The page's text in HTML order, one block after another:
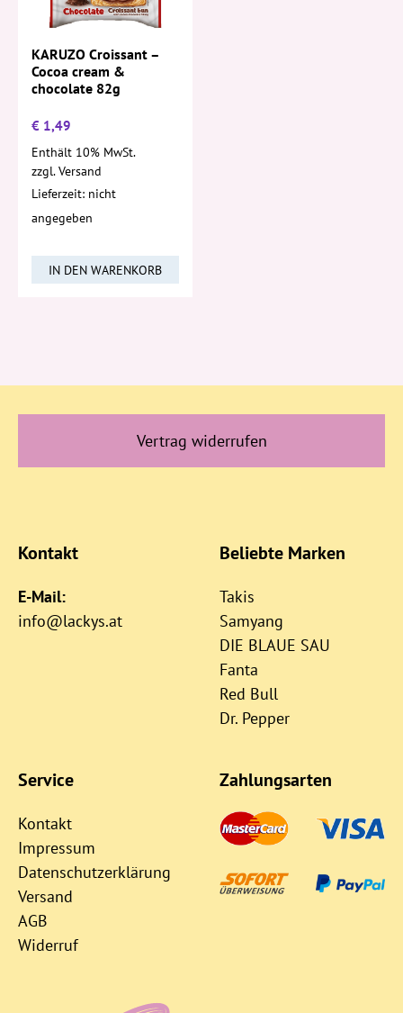
KARUZO Croissant –
Cocoa cream &
chocolate 82g
€ 1,49
Enthält 10% MwSt.
zzgl.Versand
Lieferzeit: nicht
angegeben
IN DEN WARENKORB
Vertrag widerrufen
Kontakt
E-Mail:
info@lackys.at
Beliebte Marken
Takis
Samyang
DIE BLAUE SAU
Fanta
Red Bull
Dr. Pepper
Service
Kontakt
Impressum
Datenschutzerklärung
Versand
AGB
Widerruf
Zahlungsarten